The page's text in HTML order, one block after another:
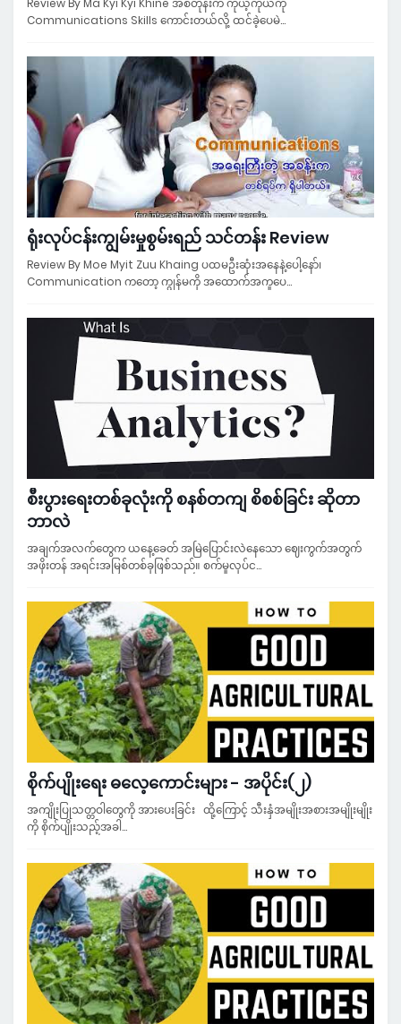
Review By Ma Kyi Kyi Khine အစတုန်းက ကိုယ့်ကိုယ်ကို
Communications Skills ကောင်းတယ်လို့ ထင်ခဲ့ပေမဲ…
ရုံးလုပ်ငန်းကျွမ်းမှုစွမ်းရည် သင်တန်း Review
Review By Moe Myit Zuu Khaing ပထမဦးဆုံးအနေနဲ့ပေါ့နော်၊
Communication ကတော့ ကျွန်မကို အထောက်အကူပေ…
စီးပွားရေးတစ်ခုလုံးကို စနစ်တကျ စိစစ်ခြင်း ဆိုတာ
ဘာလဲ
အချက်အလက်တွေက ယနေ့ခေတ် အမြဲပြောင်းလဲနေသော ဈေးကွက်အတွက်
အဖိုးတန် အရင်းအမြစ်တစ်ခုဖြစ်သည်။ စက်မှုလုပ်င…
စိုက်ပျိုးရေး ဓလေ့ကောင်းများ - အပိုင်း(၂)
အကျိုးပြုသတ္တဝါတွေကို အားပေးခြင်း ထို့ကြောင့် သီးနှံအမျိုးအစားအမျိုးမျိုး
ကို စိုက်ပျိုးသည့်အခါ…